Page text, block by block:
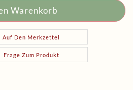
Auf Den Merkzettel
Frage Zum Produkt